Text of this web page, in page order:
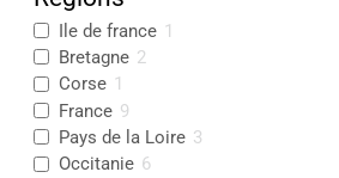
Ile de france 1
Bretagne 2
Corse 1
France 9
Pays de la Loire 3
Occitanie 6